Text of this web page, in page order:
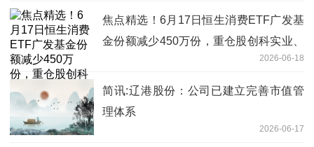
焦点精选！6月17日恒生消费ETF广发基
金份额减少450万份，重仓股创科实业、
2026-06-18
简讯:辽港股份：公司已建立完善市值管
理体系
2026-06-17